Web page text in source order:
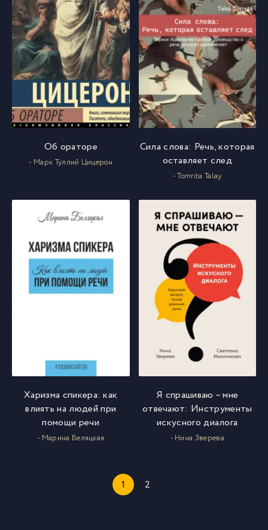
Об ораторе
- Марк Туллий Цицерон
Сила слова: Речь, которая
оставляет след
- Tomrita Talay
Харизма спикера: как
влиять на людей при
помощи речи
- Марина Беляцкая
Я спрашиваю – мне
отвечают: Инструменты
искусного диалога
- Нина Зверева
1 2